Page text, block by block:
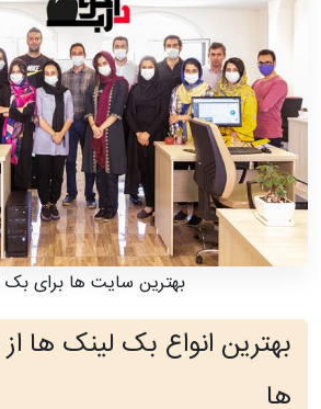
بهترین سایت ها برای بک
بهترین انواع بک لینک ها
ها